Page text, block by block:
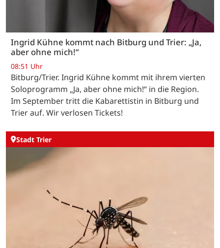
Ingrid Kühne kommt nach Bitburg und Trier: „Ja,
aber ohne mich!“
08:51 Uhr
Bitburg/Trier. Ingrid Kühne kommt mit ihrem vierten
Soloprogramm „Ja, aber ohne mich!“ in die Region.
Im September tritt die Kabarettistin in Bitburg und
Trier auf. Wir verlosen Tickets!
Stadt Trier